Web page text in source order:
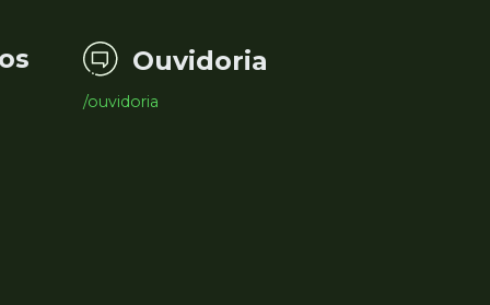
Ouvidoria
/ouvidoria